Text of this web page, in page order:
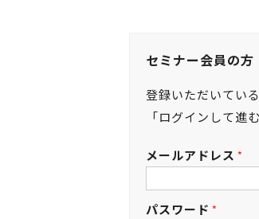
セミナー会員の方
登録いただいてい
「ログインして進
メールアドレス *
パスワード *